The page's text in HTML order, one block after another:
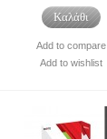
Καλάθι
Add to compare
Add to wishlist